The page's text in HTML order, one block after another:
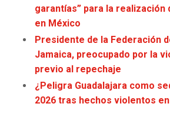
garantías” para la realización
en México
Presidente de la Federación
Jamaica, preocupado por la
previo al repechaje
¿Peligra Guadalajara como
2026 tras hechos violentos